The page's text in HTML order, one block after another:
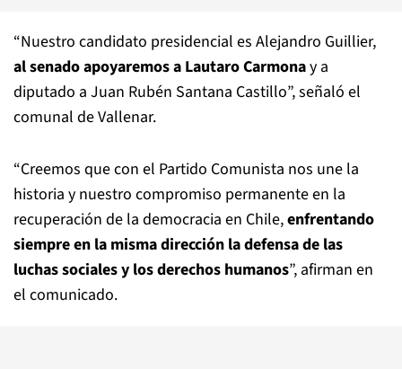
“Nuestro candidato presidencial es Alejandro Guillier,
al senado apoyaremos a Lautaro Carmonay a
diputado a Juan Rubén Santana Castillo”, señaló el
comunal de Vallenar.
“Creemos que con el Partido Comunista nos une la
historia y nuestro compromiso permanente en la
recuperación de la democracia en Chile,enfrentando
siempre en la misma dirección la defensa de las
luchas sociales y los derechos humanos”, afirman en
el comunicado.